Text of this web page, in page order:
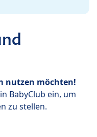
nutzen möchten!
BabyClub ein, um
zu stellen.